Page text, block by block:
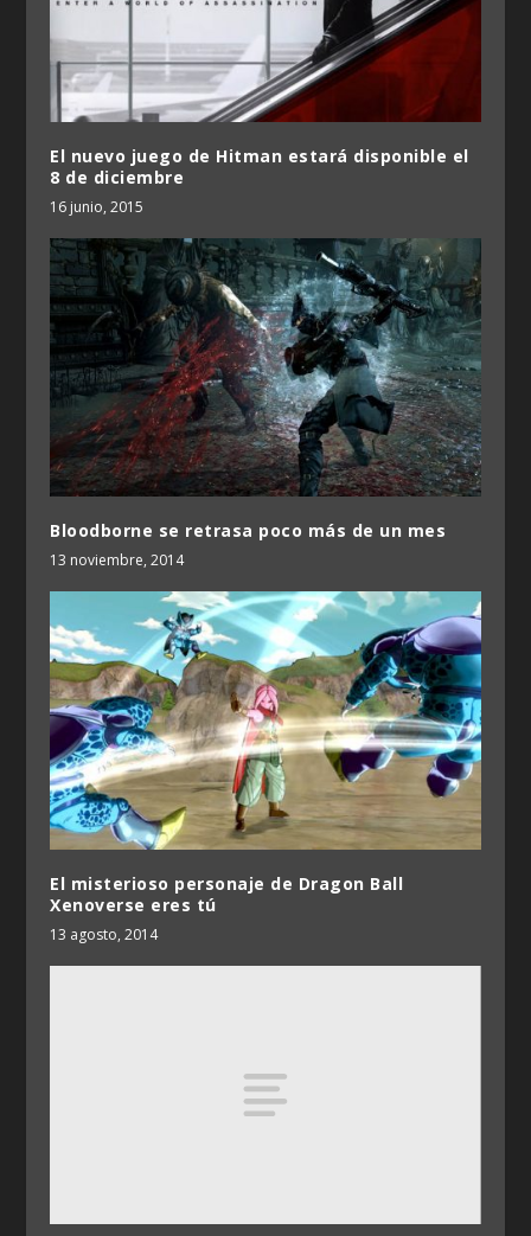
El nuevo juego de Hitman estará disponible el
8 de diciembre
16 junio, 2015
Bloodborne se retrasa poco más de un mes
13 noviembre, 2014
El misterioso personaje de Dragon Ball
Xenoverse eres tú
13 agosto, 2014